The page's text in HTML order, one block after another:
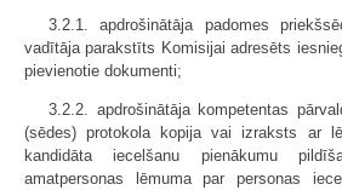
3.2.1. apdrošinātāja padomes
vadītāja parakstīts Komisijai adresēts
pievienotie dokumenti;
3.2.2. apdrošinātāja kompetentas
(sēdes) protokola kopija vai izraksts ar
kandidāta iecelšanu pienākumu
amatpersonas lēmuma par personas